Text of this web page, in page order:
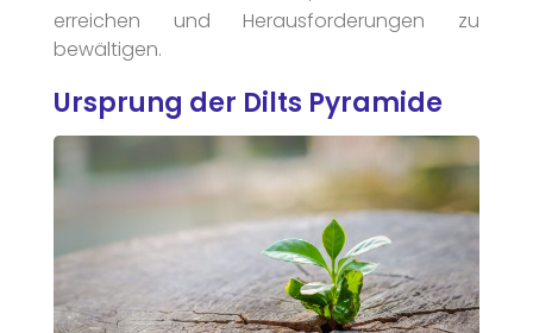
erreichen und Herausforderungen zu
bewältigen.
Ursprung der Dilts Pyramide